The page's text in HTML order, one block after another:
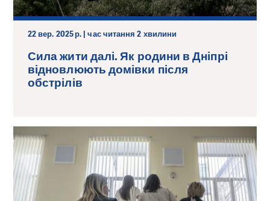
22 вер. 2025 р. | час читання 2 хвилини
Сила жити далі. Як родини в Дніпрі
відновлюють домівки після
обстрілів